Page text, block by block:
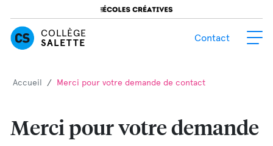
COLLÈGE
SALETTE
Contact
Blogue
Accueil / Merci pour votre demande de contact
Merci pour votre demande